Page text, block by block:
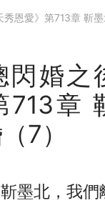
下拉閱讀上一章
閃婚之
713章
7）
北，我們
秀恩愛》第713章 靳